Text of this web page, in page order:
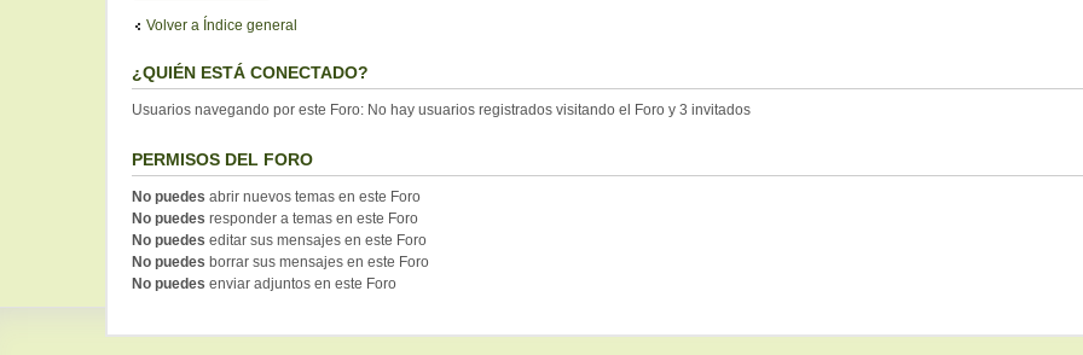
Volver a Índice general
¿QUIÉN ESTÁ CONECTADO?
Usuarios navegando por este Foro: No hay usuarios registrados visitando el Foro y 3 invitados
PERMISOS DEL FORO
No puedes abrir nuevos temas en este Foro
No puedes responder a temas en este Foro
No puedes editar sus mensajes en este Foro
No puedes borrar sus mensajes en este Foro
No puedes enviar adjuntos en este Foro